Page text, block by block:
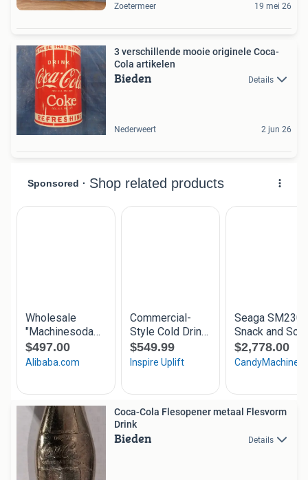
Zoetermeer 19 mei 26
3 verschillende mooie originele Coca-
Cola artikelen
Bieden Details
Nederweert 2 jun 26
Coca-Cola Flesopener metaal Flesvorm
Drink
Bieden Details